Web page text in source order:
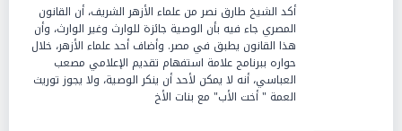
أكد الشيخ طارق نصر من علماء الأزهر الشريف، أن القانون
المصري جاء فيه بأن الوصية جائزة للوارث وغير الوارث، وأن
هذا القانون يطبق في مصر. وأضاف أحد علماء الأزهر، خلال
حواره ببرنامج علامة استفهام تقديم الإعلامي مصعب
العباسي، أنه لا يمكن لأحد أن ينكر الوصية، ولا يجوز توريث
العمة " أخت الأب" مع بنات الأخ